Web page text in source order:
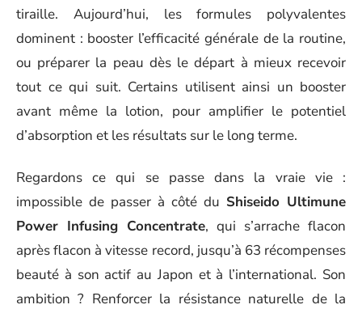
tiraille. Aujourd’hui, les formules polyvalentes
dominent : booster l’efficacité générale de la routine,
ou préparer la peau dès le départ à mieux recevoir
tout ce qui suit. Certains utilisent ainsi un booster
avant même la lotion, pour amplifier le potentiel
d’absorption et les résultats sur le long terme.
Regardons ce qui se passe dans la vraie vie :
impossible de passer à côté du Shiseido Ultimune
Power Infusing Concentrate, qui s’arrache flacon
après flacon à vitesse record, jusqu’à 63 récompenses
beauté à son actif au Japon et à l’international. Son
ambition ? Renforcer la résistance naturelle de la